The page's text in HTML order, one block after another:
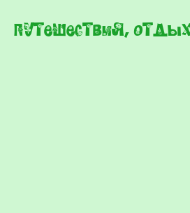
Путешествия,